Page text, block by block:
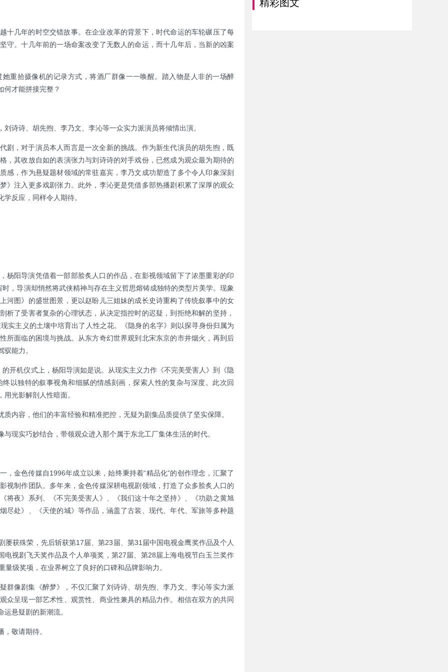
十几年的时空交错故事。在企业改革的背景下，时代命运的车轮碾压了每
守。十几年前的一场命案改变了无数人的命运，而十几年后，当新的凶案
重拾摄像机的记录方式，将酒厂群像一一唤醒。踏入物是人非的一场醉
何才能拼接完整？
诗诗、胡先煦、李乃文、李沁等一众实力派演员将倾情出演。
剧，对于演员本人而言是一次全新的挑战。作为新生代演员的胡先煦，既
，其收放自如的表演张力与刘诗诗的对手戏份，已然成为观众最为期待的
感，作为悬疑题材领域的常驻嘉宾，李乃文成功塑造了多个令人印象深刻
》注入更多戏剧张力。此外，李沁更是凭借多部热播剧积累了深厚的观众
反应，同样令人期待。
杨阳导演凭借着一部部脍炙人口的作品，在影视领域留下了浓墨重彩的印
，导演却悄然将武侠精神与存在主义哲思熔铸成独特的类型片美学。现象
河图》的盛世图景，更以赵盼儿三姐妹的成长史诗重构了传统叙事中的女
了受害者复杂的心理状态，从决定指控时的迟疑，到拒绝和解的坚持，
实主义的土壤中培育出了人性之花。《隐身的名字》则以探寻身份归属为
所面临的困境与挑战。从东方奇幻世界观到北宋东京的市井烟火，再到后
能力。
开机仪式上，杨阳导演如是说。从现实主义力作《不完美受害人》到《隐
以独特的叙事视角和细腻的情感刻画，探索人性的复杂与深度。此次回
光影解剖人性暗面。
内容，他们的丰富经验和精准把控，无疑为剧集品质提供了坚实保障。
现实巧妙结合，带领观众进入那个属于东北工厂集体生活的时代。
，金色传媒自1996年成立以来，始终秉持着“精品化”的创作理念，汇聚了
视制作团队。多年来，金色传媒深耕电视剧领域，打造了众多脍炙人口的
将夜》系列、《不完美受害人》、《我们这十年之坚持》、《功勋之黄旭
尽处》、《天使的城》等作品，涵盖了古装、现代、年代、军旅等多种题
获殊荣，先后斩获第17届、第23届、第31届中国电视金鹰奖作品及个人
视剧飞天奖作品及个人单项奖，第27届、第28届上海电视节白玉兰奖作
级奖项，在业界树立了良好的口碑和品牌影响力。
群像剧集《醉梦》，不仅汇聚了刘诗诗、胡先煦、李乃文、李沁等实力派
众呈现一部艺术性、观赏性、商业性兼具的精品力作。相信在双方的共同
悬疑剧的新潮流。
敬请期待。
精彩图文